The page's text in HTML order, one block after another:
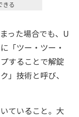
きる
った場合でも、U
「ツー・ツー・
することで解錠
」技術と呼び、
ていること。大